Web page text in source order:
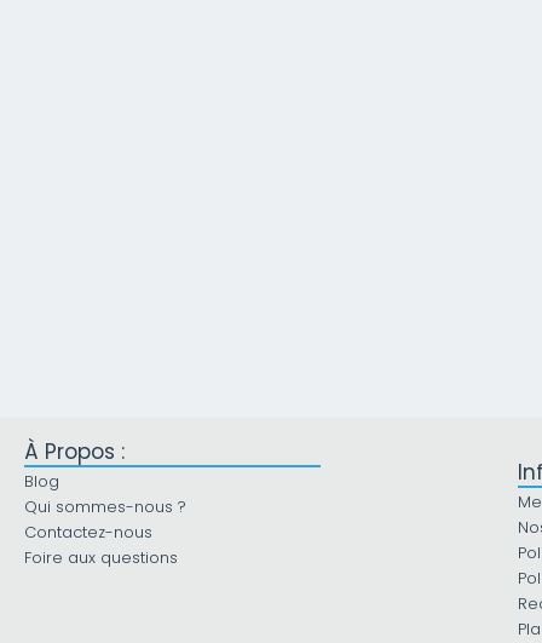
À Propos :
Blog
Qui sommes-nous ?
Contactez-nous
Foire aux questions